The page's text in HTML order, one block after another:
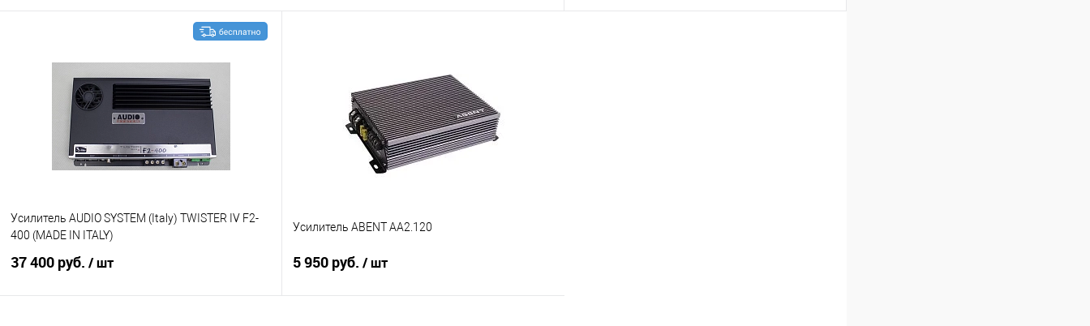
Сравнение В избранное Сравнение В избранное
Усилитель AUDIO SYSTEM (Italy) TWISTER IV F2-
400 (MADE IN ITALY)
37 400 руб. / шт
Усилитель ABENT AA2.120
5 950 руб. / шт